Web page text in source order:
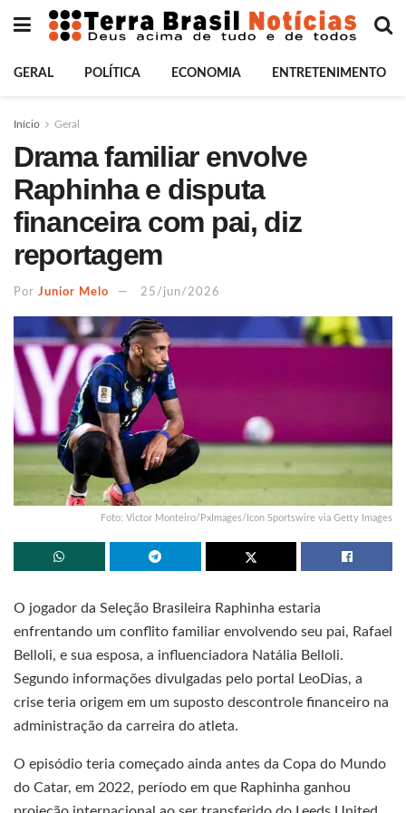
GERAL POLÍTICA ECONOMIA ENTRETENIMENTO
Início Geral
Drama familiar envolve
Raphinha e disputa
financeira com pai, diz
reportagem
Por Junior Melo 25/jun/2026
Foto: Victor Monteiro/PxImages/Icon Sportswire via Getty Images
O jogador da Seleção Brasileira Raphinha estaria
enfrentando um conflito familiar envolvendo seu pai, Rafael
Belloli, e sua esposa, a influenciadora Natália Belloli.
Segundo informações divulgadas pelo portal LeoDias, a
crise teria origem em um suposto descontrole financeiro na
administração da carreira do atleta.
O episódio teria começado ainda antes da Copa do Mundo
do Catar, em 2022, período em que Raphinha ganhou